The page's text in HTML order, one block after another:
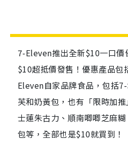
7-Eleven推出全新$10一口價
$10超抵價發售！優惠產品包
Eleven自家品牌食品，包括
芙和奶黃包，也有「限時加
士蓮朱古力、順南唧唧芝麻
包等，全部也是$10就買到！